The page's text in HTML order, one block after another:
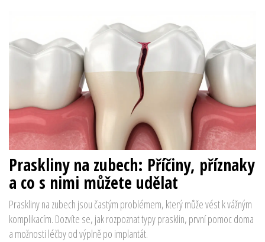
Praskliny na zubech: Příčiny, příznaky
a co s nimi můžete udělat
Praskliny na zubech jsou častým problémem, který může vést k vážným
komplikacím. Dozvíte se, jak rozpoznat typy prasklin, první pomoc doma
a možnosti léčby od výplně po implantát.